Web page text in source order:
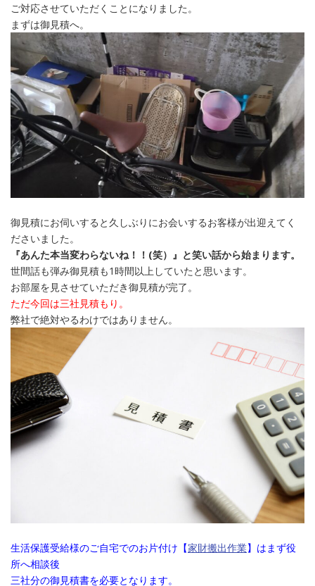
ご対応させていただくことになりました。
まずは御見積へ。
御見積にお伺いすると久しぶりにお会いするお客様が出迎えてく
ださいました。
『あんた本当変わらないね！！(笑）』と笑い話から始まります。
世間話も弾み御見積も1時間以上していたと思います。
お部屋を見させていただき御見積が完了。
ただ今回は三社見積もり。
弊社で絶対やるわけではありません。
生活保護受給様のご自宅でのお片付け【家財搬出作業】はまず役
所へ相談後
三社分の御見積書を必要となります。